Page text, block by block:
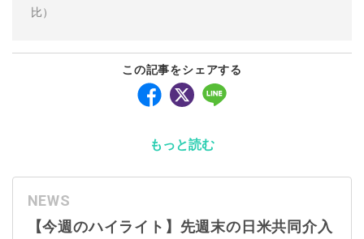
比）
この記事をシェアする
もっと読む
NEWS
【今週のハイライト】先週末の日米共同介入